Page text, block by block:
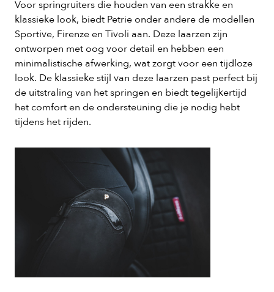
Voor springruiters die houden van een strakke en
klassieke look, biedt Petrie onder andere de modellen
Sportive, Firenze en Tivoli aan. Deze laarzen zijn
ontworpen met oog voor detail en hebben een
minimalistische afwerking, wat zorgt voor een tijdloze
look. De klassieke stijl van deze laarzen past perfect bij
de uitstraling van het springen en biedt tegelijkertijd
het comfort en de ondersteuning die je nodig hebt
tijdens het rijden.